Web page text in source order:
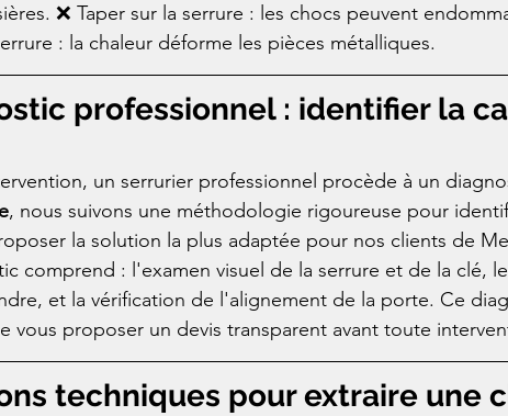
❌ Taper sur la serrure : les chocs peuvent
: la chaleur déforme les pièces métalliques.
professionnel : identifier la
un serrurier professionnel procède à un
, nous suivons une méthodologie rigoureuse pour
la solution la plus adaptée pour nos clients de
comprend : l'examen visuel de la serrure et de la clé,
et la vérification de l'alignement de la porte. Ce
vous proposer un devis transparent avant toute
techniques pour extraire une